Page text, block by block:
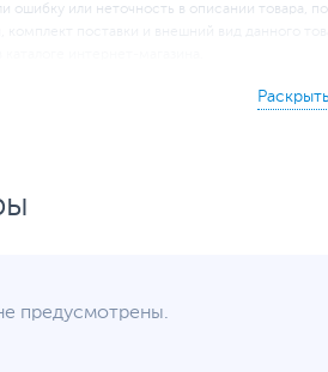
предлагает
не мешая другим. К разъему
ошибку или неточность в описании товара,
предусмотрены.